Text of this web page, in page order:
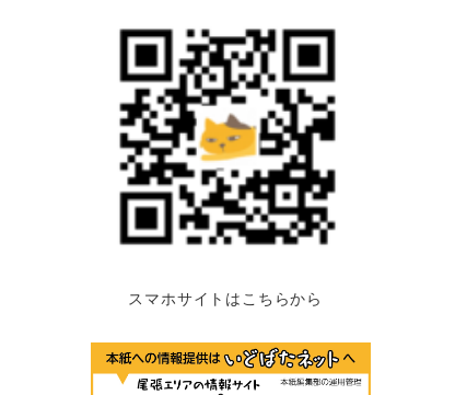
スマホサイトはこちらから